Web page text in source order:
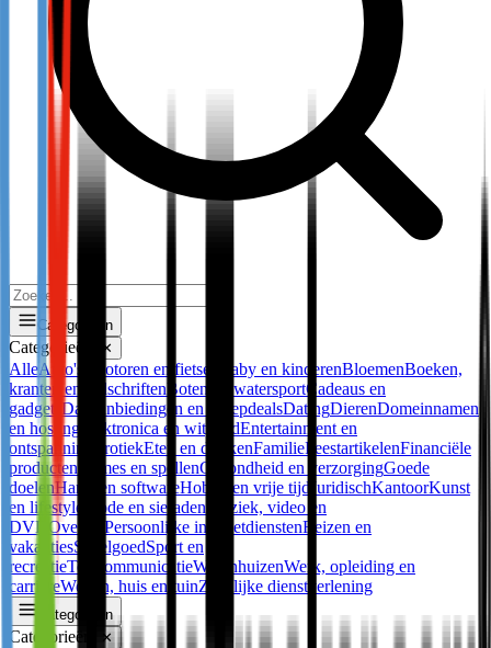
Categorieën
Categorieën ✕
AlleAuto's, motoren en fietsen Baby en kinderenBloemenBoeken,
kranten en tijdschriften Boten en watersportCadeaus en
gadgets Dagaanbiedingen en groepdealsDatingDierenDomeinnamen
en hosting
Elektronica en witgoedEntertainment en
ontspanning
ErotiekEten en drinkenFamilieFeestartikelenFinanciële
producten Games en spellenGezondheid en verzorgingGoede
doelenHard- en softwareHobby en vrije tijd JuridischKantoorKunst
en lifestyle
Mode en sieraden Muziek, video en
DVD
Overige Persoonlijke internetdienstenReizen en
vakantiesSpeelgoedSport en
recreatieTelecommunicatieWarenhuizenWerk, opleiding en
carrièreWonen, huis en tuinZakelijke dienstverlening
Categorieën
Categorieën ✕